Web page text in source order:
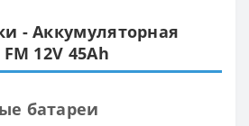
- Аккумуляторная
12V 45Ah
батареи